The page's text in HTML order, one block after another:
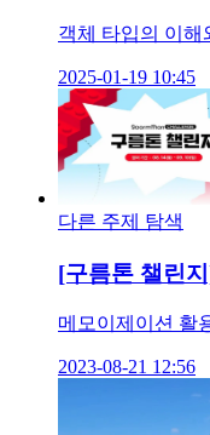
객체 타입의 이해
2025-01-19 10:45
다른 주제 탐색
[구름톤 챌린
메모이제이션 활
2023-08-21 12:56